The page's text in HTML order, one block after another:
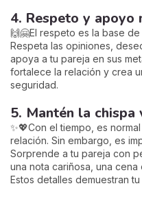
4. Respeto y apoyo
🙌🤗El respeto es la base
Respeta las opiniones,
apoya a tu pareja en sus
fortalece la relación y crea
seguridad.
5. Mantén la chispa
✨💖Con el tiempo, es
relación. Sin embargo, es
Sorprende a tu pareja con
una nota cariñosa, una
Estos detalles demuestran